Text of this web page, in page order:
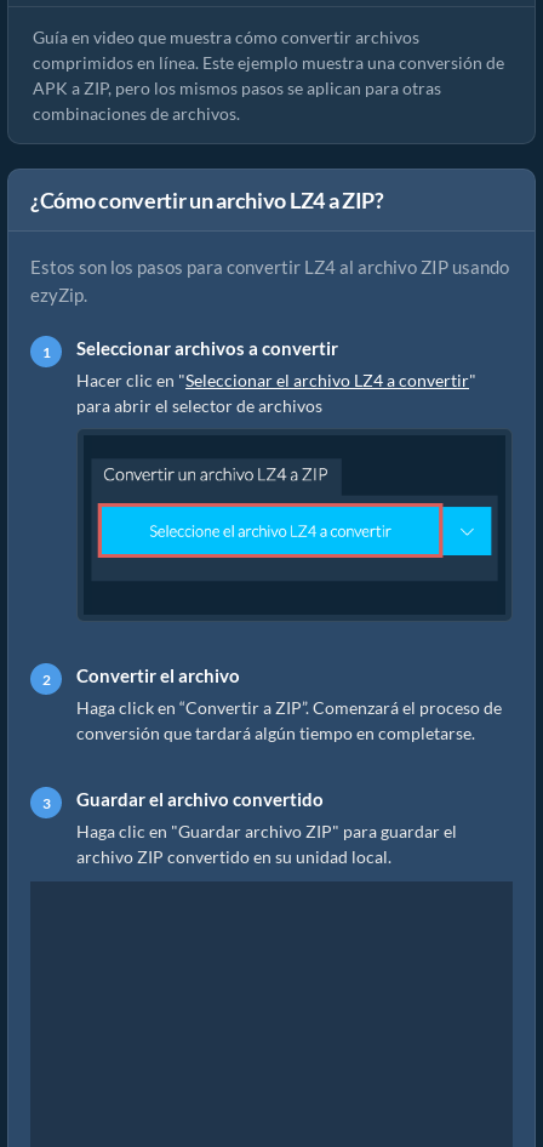
Guía en video que muestra cómo convertir archivos
comprimidos en línea. Este ejemplo muestra una conversión de
APK a ZIP, pero los mismos pasos se aplican para otras
combinaciones de archivos.
¿Cómo convertir un archivo LZ4 a ZIP?
Estos son los pasos para convertir LZ4 al archivo ZIP usando
ezyZip.
Seleccionar archivos a convertir
Hacer clic en "Seleccionar el archivo LZ4 a convertir"
para abrir el selector de archivos
Convertir el archivo
Haga click en “Convertir a ZIP”. Comenzará el proceso de
conversión que tardará algún tiempo en completarse.
Guardar el archivo convertido
Haga clic en "Guardar archivo ZIP" para guardar el
archivo ZIP convertido en su unidad local.